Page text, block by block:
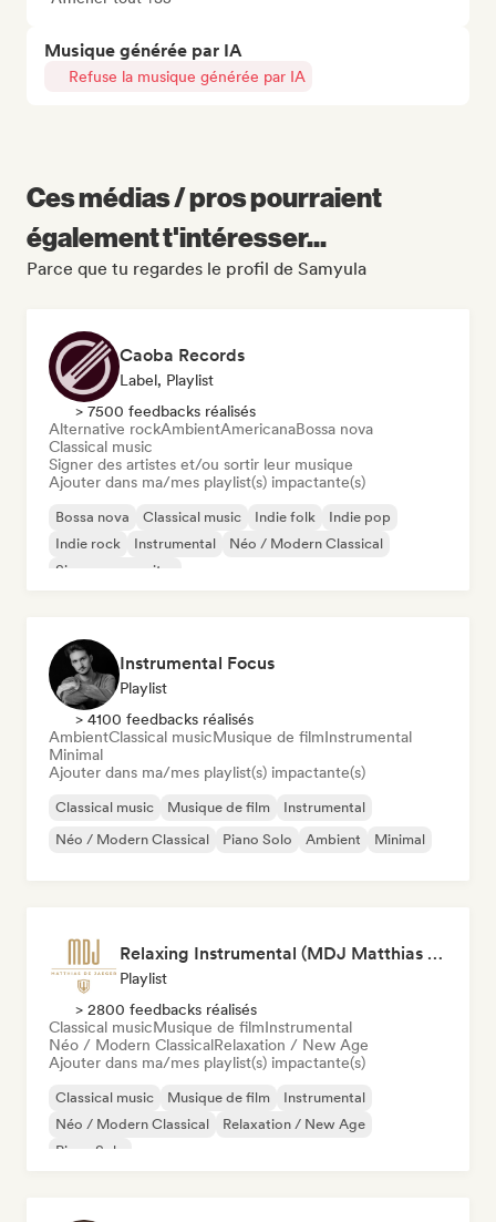
Musique générée par IA
Refuse la musique générée par IA
Ces médias / pros pourraient
également t'intéresser...
Parce que tu regardes le profil de Samyula
Caoba Records
Label, Playlist
> 7500 feedbacks réalisés
Alternative rockAmbientAmericanaBossa nova
Classical music
Signer des artistes et/ou sortir leur musique
Ajouter dans ma/mes playlist(s) impactante(s)
Bossa nova Classical music Indie folk
Indie pop
Indie rock
Instrumental
Néo / Modern Classical
Singer-songwriter
Instrumental Focus
Playlist
> 4100 feedbacks réalisés
AmbientClassical musicMusique de filmInstrumental
Minimal
Ajouter dans ma/mes playlist(s) impactante(s)
Classical music Musique de film
Instrumental
Néo / Modern Classical
Piano Solo Ambient Minimal
Relaxing Instrumental (MDJ Matthias De Jaeger)
Playlist
> 2800 feedbacks réalisés
Classical musicMusique de filmInstrumental
Néo / Modern ClassicalRelaxation / New Age
Ajouter dans ma/mes playlist(s) impactante(s)
Classical music Musique de film
Instrumental
Néo / Modern Classical
Relaxation / New Age
Piano Solo